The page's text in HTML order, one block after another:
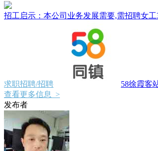
招工启示：本公司业务发展需要,需招聘女
求职招聘/招聘 58徐霞客
查看更多信息 >
发布者